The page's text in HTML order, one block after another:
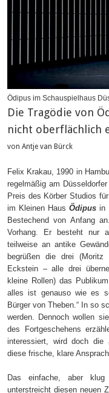
Ödipus im Schauspielhaus
Die Tragödie von
nicht oberflächlich
von Antje van Bürck
Felix Krakau, 1990 in
regelmäßig am
Preis des Körber Studios
im Kleinen HausÖdipus in
Bestechend von Anfang
Vorhang. Er besteht nur
teilweise an antike
begrüßen die drei (Moritz
Eckstein – alle drei
kleine Rollen) das
alles ist genauso wie es
Bürger von Theben.“ In so
werden. Dennoch wollen
des Fortgeschehens
interessiert, wird doch die
diese frische, klare
Das einfache, aber klug
unterstreicht diesen neuen